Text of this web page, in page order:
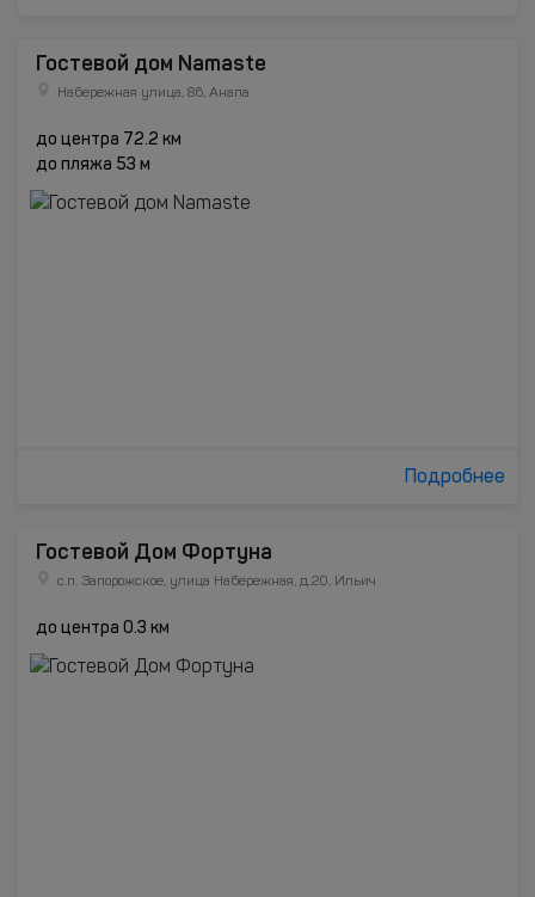
Гостевой дом Namaste
Набережная улица, 8б, Анапа
до центра 72.2 км
до пляжа 53 м
Подробнее
Гостевой Дом Фортуна
с.п. Запорожское, улица Набережная, д.20, Ильич
до центра 0.3 км